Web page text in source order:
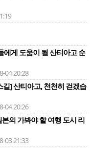
에게 도움이 될 산티아고 순
04 20:28
] 산티아고, 천천히 걷겠습
04 20:26
의 가봐야 할 여행 도시 리
03 21:33